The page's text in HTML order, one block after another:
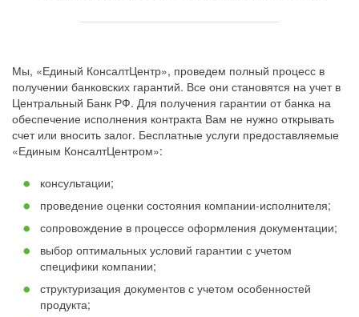
Мы, «Единый КонсалтЦентр», проведем полный процесс в
получении банковских гарантий. Все они становятся на учет в
Центральный Банк РФ. Для получения гарантии от банка на
обеспечение исполнения контракта Вам не нужно открывать
счет или вносить залог. Бесплатные услуги предоставляемые
«Единым КонсалтЦентром»:
консультации;
проведение оценки состояния компании-исполнителя;
сопровождение в процессе оформления документации;
выбор оптимальных условий гарантии с учетом
специфики компании;
структуризация документов с учетом особенностей
продукта;